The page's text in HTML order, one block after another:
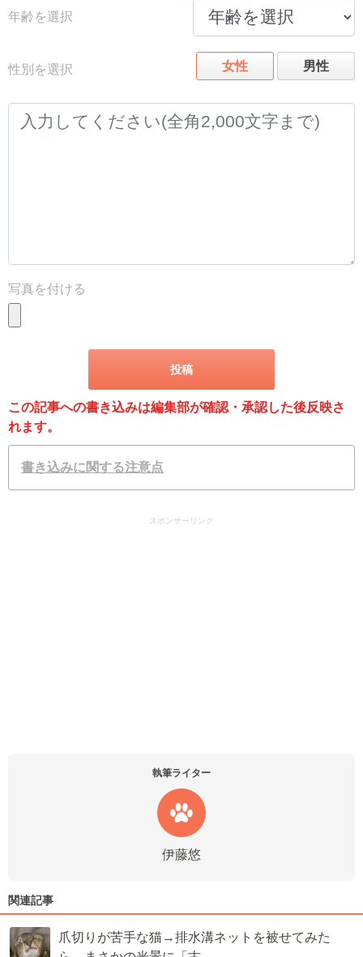
年齢を選択
性別を選択 女性 男性
写真を付ける
この記事への書き込みは編集部が確認・承認した後反映さ
れます。
書き込みに関する注意点
スポンサーリンク
執筆ライター
伊藤悠
関連記事
爪切りが苦手な猫→排水溝ネットを被せてみた